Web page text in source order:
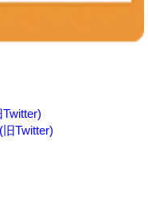
Twitter)